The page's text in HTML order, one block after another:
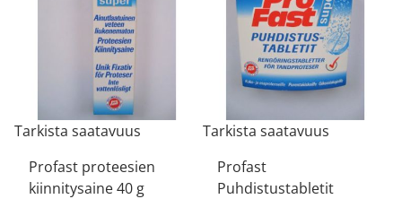
Tarkista saatavuus
Profast proteesien
kiinnitysaine 40 g
Tarkista saatavuus
Profast
Puhdistustabletit